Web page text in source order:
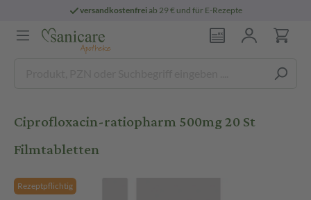
versandkostenfreiab 29 € und für E-Rezepte
Ciprofloxacin-ratiopharm 500mg 20 St
Filmtabletten
Rezeptpflichtig